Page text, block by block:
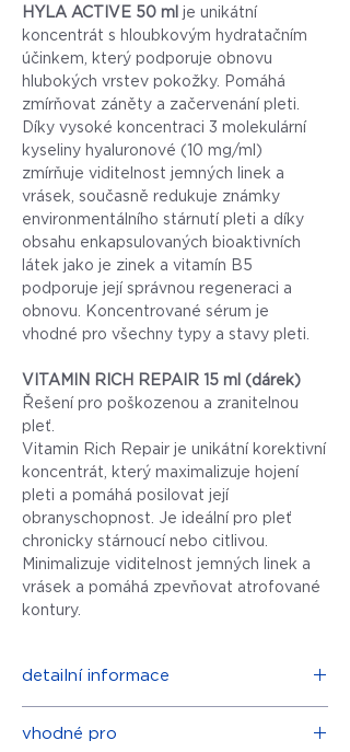
HYLA ACTIVE 50 ml je unikátní
koncentrát s hloubkovým hydratačním
účinkem, který podporuje obnovu
hlubokých vrstev pokožky. Pomáhá
zmírňovat záněty a začervenání pleti.
Díky vysoké koncentraci 3 molekulární
kyseliny hyaluronové (10 mg/ml)
zmírňuje viditelnost jemných linek a
vrásek, současně redukuje známky
environmentálního stárnutí pleti a díky
obsahu enkapsulovaných bioaktivních
látek jako je zinek a vitamín B5
podporuje její správnou regeneraci a
obnovu. Koncentrované sérum je
vhodné pro všechny typy a stavy pleti.
VITAMIN RICH REPAIR 15 ml (dárek)
Řešení pro poškozenou a zranitelnou
pleť.
Vitamin Rich Repair je unikátní korektivní
koncentrát, který maximalizuje hojení
pleti a pomáhá posilovat její
obranyschopnost. Je ideální pro pleť
chronicky stárnoucí nebo citlivou.
Minimalizuje viditelnost jemných linek a
vrásek a pomáhá zpevňovat atrofované
kontury.
detailní informace
Průlomová formulace kyseliny
vhodné pro